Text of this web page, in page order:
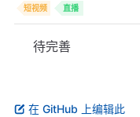
短视频
直播
待完善
在 GitHub 上编辑此